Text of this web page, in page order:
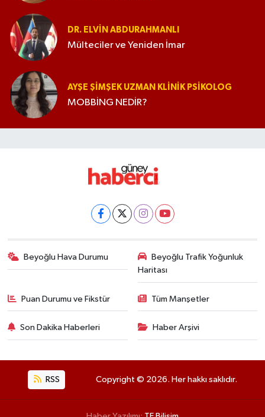
DR. ELVIN ABDURAHMANLI
Mülteciler ve Yeniden İmar
AYŞE ŞIMŞEK UZMAN KLINIK PSIKOLOG
MOBBİNG NEDİR?
Beyoğlu Hava Durumu
Beyoğlu Trafik Yoğunluk
Haritası
Puan Durumu ve Fikstür Tüm Manşetler
Son Dakika Haberleri Haber Arşivi
RSS Copyright © 2026. Her hakkı saklıdır.